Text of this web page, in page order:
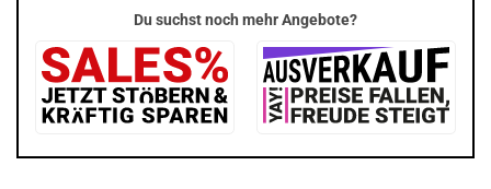
Du suchst noch mehr Angebote?